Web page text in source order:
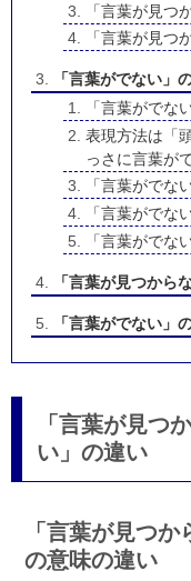
「言葉が見つ
「言葉が見つ
「言葉がでない」
「言葉がでな
表現方法は「
っさに言葉が
「言葉がでな
「言葉がでな
「言葉がでな
「言葉が見つから
「言葉がでない」
「言葉が見つ
い」の違い
「言葉が見つ
の意味の違い